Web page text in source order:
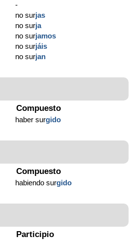
-
no surjas
no surja
no surjamos
no surjáis
no surjan
Compuesto
haber surgido
Compuesto
habiendo surgido
Participio